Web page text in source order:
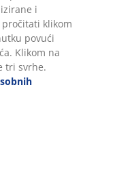
i
pročitati klikom
povući
Klikom na
tri svrhe.